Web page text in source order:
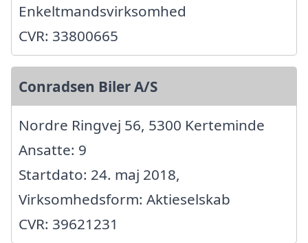
Enkeltmandsvirksomhed
CVR: 33800665
Conradsen Biler A/S
Nordre Ringvej 56, 5300 Kerteminde
Ansatte: 9
Startdato: 24. maj 2018,
Virksomhedsform: Aktieselskab
CVR: 39621231